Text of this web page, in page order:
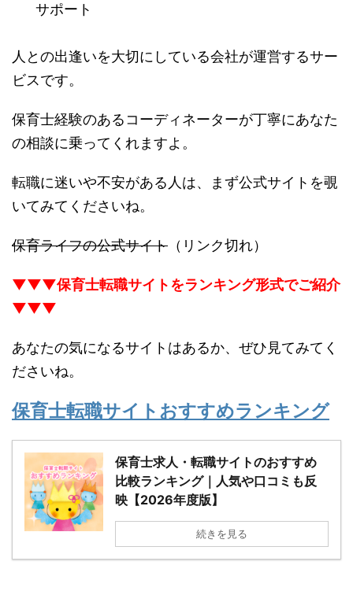
サポート
人との出逢いを大切にしている会社が運営するサー
ビスです。
保育士経験のあるコーディネーターが丁寧にあなた
の相談に乗ってくれますよ。
転職に迷いや不安がある人は、まず公式サイトを覗
いてみてくださいね。
保育ライフの公式サイト （リンク切れ）
▼▼▼保育士転職サイトをランキング形式でご紹介
▼▼▼
あなたの気になるサイトはあるか、ぜひ見てみてく
ださいね。
保育士転職サイトおすすめランキング
保育士求人・転職サイトのおすすめ
比較ランキング｜人気や口コミも反
映【2026年度版】
続きを見る